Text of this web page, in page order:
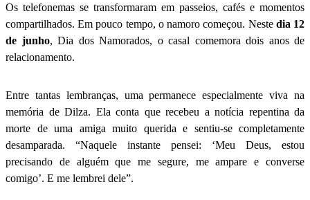
Os telefonemas se transformaram em passeios, cafés e momentos
compartilhados. Em pouco tempo, o namoro começou. Neste dia 12
de junho, Dia dos Namorados, o casal comemora dois anos de
relacionamento.
Entre tantas lembranças, uma permanece especialmente viva na
memória de Dilza. Ela conta que recebeu a notícia repentina da
morte de uma amiga muito querida e sentiu-se completamente
desamparada. “Naquele instante pensei: ‘Meu Deus, estou
precisando de alguém que me segure, me ampare e converse
comigo’. E me lembrei dele”.